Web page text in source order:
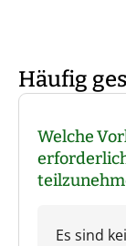
Häufig
Welche
Es sind